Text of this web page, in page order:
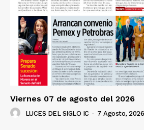
Viernes 07 de agosto del 2026
LUCES DEL SIGLO IC - 7 Agosto, 2026